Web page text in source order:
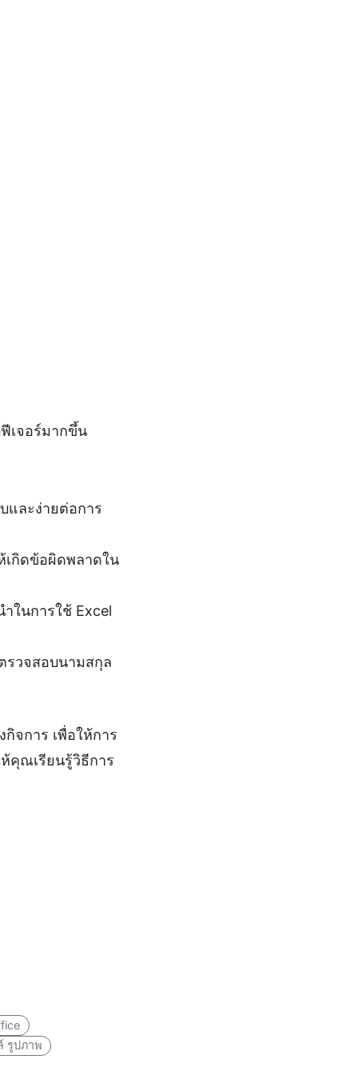
เจอร์มากขึ้น
และง่ายต่อการ
กิดข้อผิดพลาดใน
ในการใช้ Excel
รวจสอบนามสกุล
จการ เพื่อให้การ
คุณเรียนรู้วิธีการ
รูปภาพ